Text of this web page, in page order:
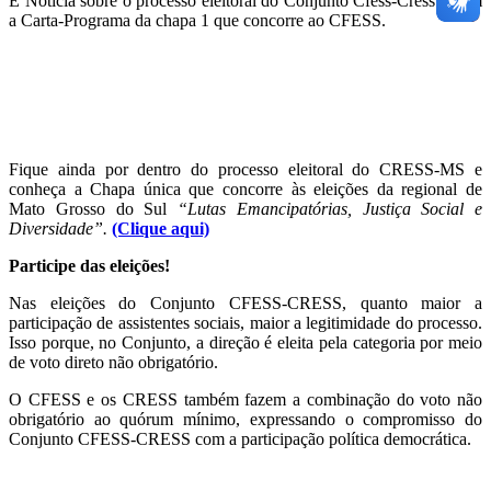
a Carta-Programa da chapa 1 que concorre ao CFESS.
Fique ainda por dentro do processo eleitoral do CRESS-MS e
conheça a Chapa única que concorre às eleições da regional de
Mato Grosso do Sul
“Lutas Emancipatórias, Justiça Social e
Diversidade”. (Clique aqui)
Participe das eleições!
Nas eleições do Conjunto CFESS-CRESS, quanto maior a
participação de assistentes sociais, maior a legitimidade do processo.
Isso porque, no Conjunto, a direção é eleita pela categoria por meio
de voto direto não obrigatório.
O CFESS e os CRESS também fazem a combinação do voto não
obrigatório ao quórum mínimo, expressando o compromisso do
Conjunto CFESS-CRESS com a participação política democrática.